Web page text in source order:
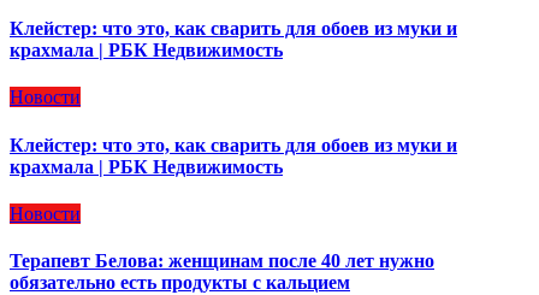
Клейстер: что это, как сварить для обоев из муки и
крахмала | РБК Недвижимость
Новости
Клейстер: что это, как сварить для обоев из муки и
крахмала | РБК Недвижимость
Новости
Терапевт Белова: женщинам после 40 лет нужно
обязательно есть продукты с кальцием